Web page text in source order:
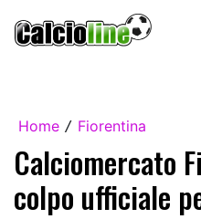
Home / Fiorentina
Calciomercato
colpo ufficiale